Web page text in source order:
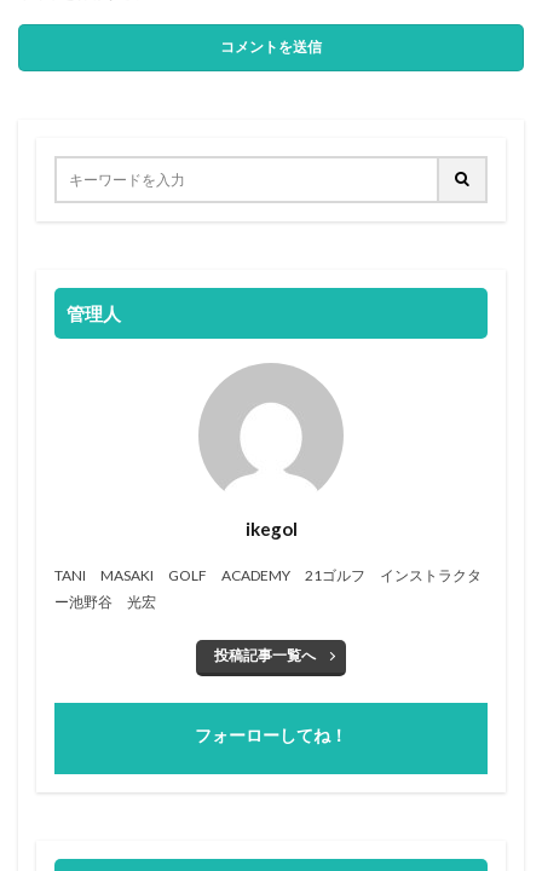
管理人
ikegol
TANI MASAKI GOLF ACADEMY 21ゴルフ インストラクタ
ー池野谷 光宏
投稿記事一覧へ
フォーローしてね！